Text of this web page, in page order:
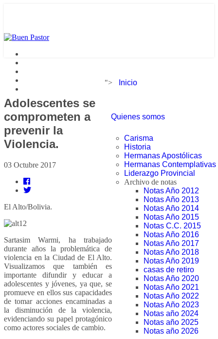
"> Inicio
Quienes somos
Carisma
Historia
Hermanas Apostólicas
Hermanas Contemplativas
Liderazgo Provincial
Archivo de notas
Notas Año 2012
Notas Año 2013
Notas Año 2014
Notas Año 2015
Notas C.C. 2015
Notas Año 2016
Notas Año 2017
Notas Año 2018
Notas Año 2019
casas de retiro
Notas Año 2020
Notas Año 2021
Notas Año 2022
Notas Año 2023
Notas año 2024
Notas año 2025
Notas año 2026
Adolescentes se
comprometen a
prevenir la
Violencia.
03 Octubre 2017
El Alto/Bolivia.
Sartasim Warmi, ha trabajado
durante años la problemática de
violencia en la Ciudad de El Alto.
Visualizamos que también es
importante difundir y educar a
adolescentes y jóvenes, ya que, se
promueve en ellos sus capacidades
de tomar acciones encaminadas a
la disminución de la violencia,
evidenciando su papel protagónico
como actores sociales de cambio.